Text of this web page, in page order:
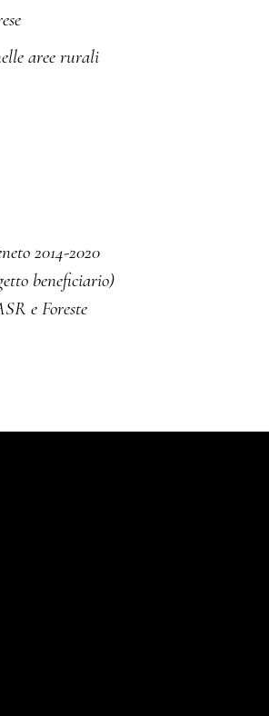
aree rurali
2014-2020
beneficiario)
e Foreste